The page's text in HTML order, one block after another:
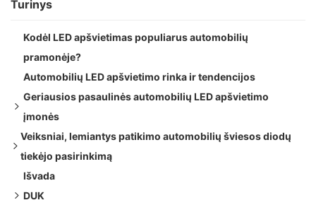
Turinys
Kodėl LED apšvietimas populiarus automobilių
pramonėje?
Automobilių LED apšvietimo rinka ir tendencijos
Geriausios pasaulinės automobilių LED apšvietimo
įmonės
1. „Philips“ automobilių apšvietimas
Pagrindiniai privalumai
Pagrindiniai produktai
2. OSRAM
Pagrindiniai privalumai
3. „Kingshowstar“ apšvietimas
4. Morimoto apšvietimas
Veiksniai, lemiantys patikimo automobilių šviesos diodų
tiekėjo pasirinkimą
Produkto kokybė
Sertifikatai
Išvada
DUK